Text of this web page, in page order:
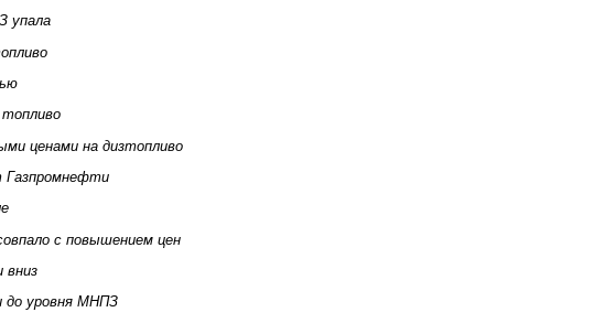
упала
топливо
ценами на дизтопливо
Газпромнефти
с повышением цен
вниз
до уровня МНПЗ